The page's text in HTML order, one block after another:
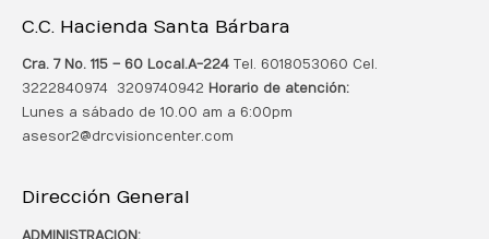
C.C. Hacienda Santa Bárbara
Cra. 7 No. 115 – 60 Local.A-224 Tel. 6018053060 Cel.
3222840974 3209740942 Horario de atención:
Lunes a sábado de 10.00 am a 6:00pm
asesor2@drcvisioncenter.com
Dirección General
ADMINISTRACION: